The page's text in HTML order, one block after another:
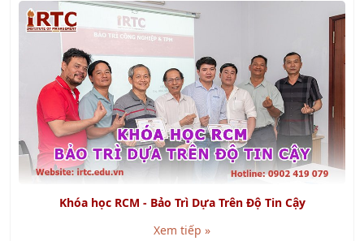
Khóa học RCM - Bảo Trì Dựa Trên Độ Tin Cậy